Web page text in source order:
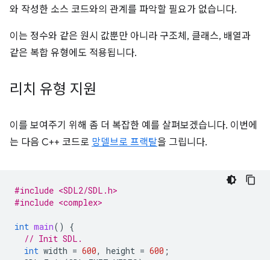
와 작성한 소스 코드와의 관계를 파악할 필요가 없습니다.
이는 정수와 같은 원시 값뿐만 아니라 구조체, 클래스, 배열과
같은 복합 유형에도 적용됩니다.
리치 유형 지원
이를 보여주기 위해 좀 더 복잡한 예를 살펴보겠습니다. 이번에
는 다음 C++ 코드로 망델브로 프랙탈을 그립니다.
#include <SDL2/SDL.h>
#include <complex>
int main()
{
// Init SDL.
int width = 600, height = 600 ;